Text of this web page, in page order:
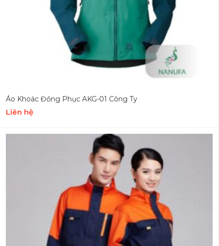
Áo Khoác Đồng Phục AKG-01 Công Ty
Liên hệ